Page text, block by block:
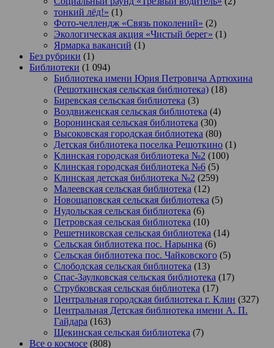
тонкий лёд!» (1)
Фото-челлендж «Связь поколений» (2)
Экологическая акция «Чистый берег» (1)
Ярмарка вакансий (1)
Без рубрики (1)
Библиотеки (1 094)
Библиотека имени Юрия Петровича Артюхина
(Решоткинская сельская библиотека) (18)
Биревская сельская библиотека (3)
Воздвиженская сельская библиотека (4)
Воронинская сельская библиотека (30)
Высоковская городская библиотека (80)
Детская библиотека поселка Решоткино (1)
Клинская городская библиотека №2 (100)
Клинская городская библиотека №6 (5)
Клинская детская библиотека №2 (259)
Малеевская сельская библиотека (12)
Новощаповская сельская библиотека (5)
Нудольская сельская библиотека (6)
Петровская сельская библиотека (10)
Решетниковская сельская библиотека (14)
Сельская библиотека пос. Нарынка (6)
Сельская библиотека пос. Чайковского (5)
Слободская сельская библиотека (13)
Спас-Заулковская сельская библиотека (17)
Струбковская сельская библиотека (17)
Центральная городская библиотека г. Клин (327)
Центральная Детская библиотека имени А. П.
Гайдара (163)
Щекинская сельская библиотека (7)
Все о космосе (808)